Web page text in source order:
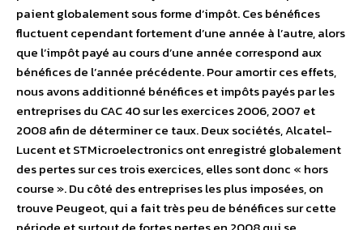
paient globalement sous forme d’impôt. Ces bénéfices
fluctuent cependant fortement d’une année à l’autre, alors
que l’impôt payé au cours d’une année correspond aux
bénéfices de l’année précédente. Pour amortir ces effets,
nous avons additionné bénéfices et impôts payés par les
entreprises du CAC 40 sur les exercices 2006, 2007 et
2008 afin de déterminer ce taux. Deux sociétés, Alcatel-
Lucent et STMicroelectronics ont enregistré globalement
des pertes sur ces trois exercices, elles sont donc « hors
course ». Du côté des entreprises les plus imposées, on
trouve Peugeot, qui a fait très peu de bénéfices sur cette